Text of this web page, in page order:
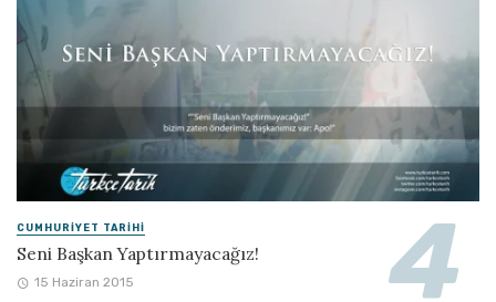
CUMHURIYET TARIHI
Seni Başkan Yaptırmayacağız!
15 Haziran 2015